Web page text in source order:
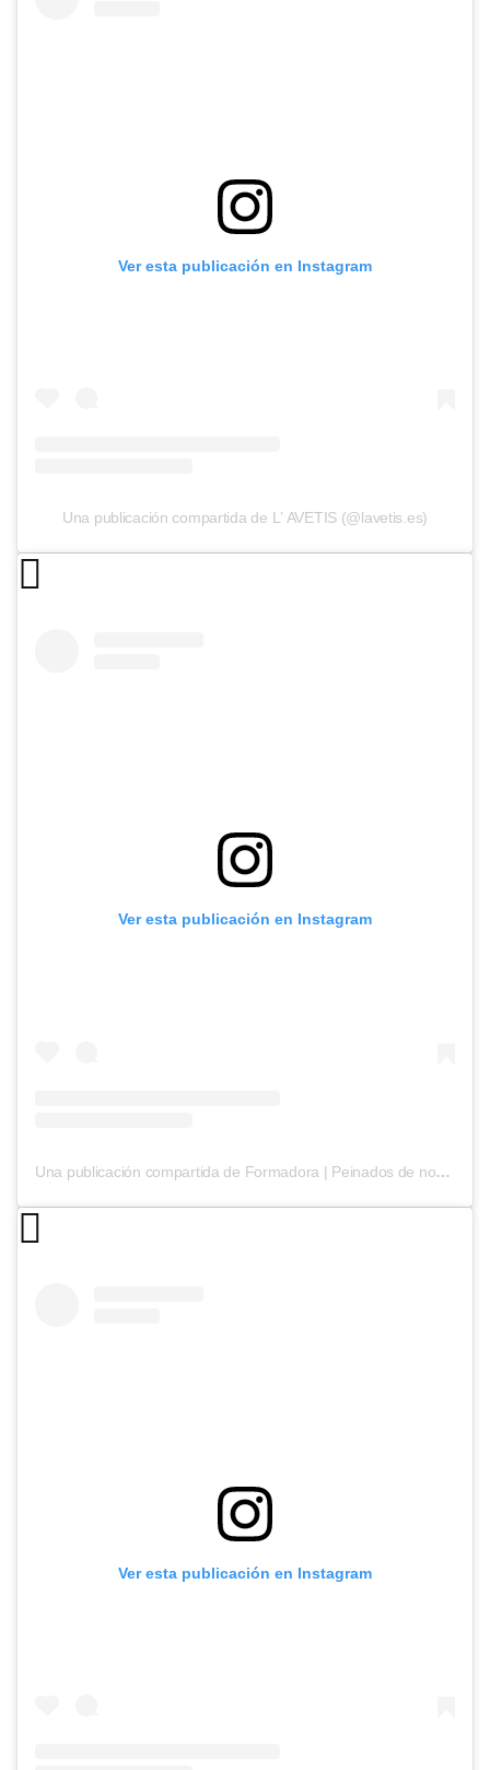
Ver esta publicación en Instagram
Una publicación compartida de Lʼ AVETIS (@lavetis.es)
Ver esta publicación en Instagram
Una publicación compartida de Formadora | Peinados de novia (@yaizalopez.novias)
Ver esta publicación en Instagram